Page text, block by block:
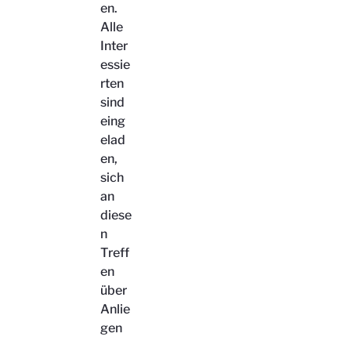
en.
Alle
Inter
essie
rten
sind
eing
elad
en,
sich
an
diese
n
Treff
en
über
Anlie
gen